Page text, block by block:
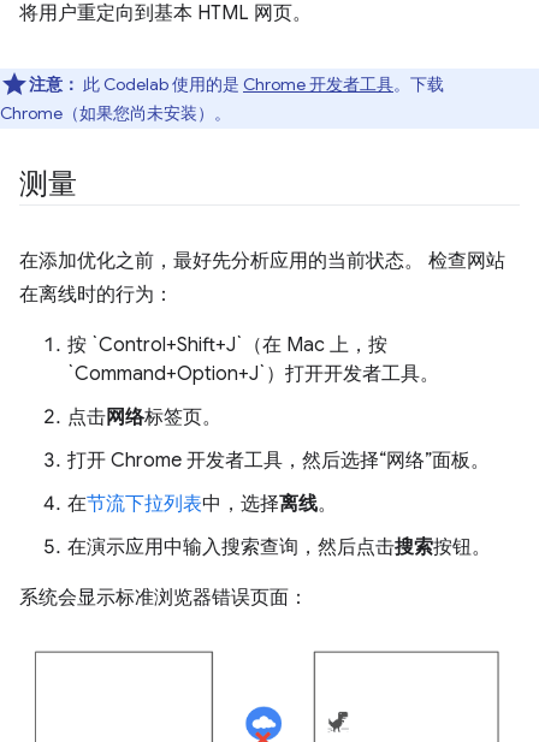
将用户重定向到基本 HTML 网页。
注意： 此 Codelab 使用的是 Chrome 开发者工具。下载
Chrome（如果您尚未安装）。
测量
在添加优化之前，最好先分析应用的当前状态。 检查网站
在离线时的行为：
按 `Control+Shift+J`（在 Mac 上，按
`Command+Option+J`）打开开发者工具。
点击网络标签页。
打开 Chrome 开发者工具，然后选择“网络”面板。
在节流下拉列表中，选择离线。
在演示应用中输入搜索查询，然后点击搜索按钮。
系统会显示标准浏览器错误页面：